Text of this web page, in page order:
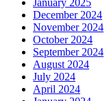
December 2024
November 2024
October 2024
September 2024
August 2024
July 2024
April 2024